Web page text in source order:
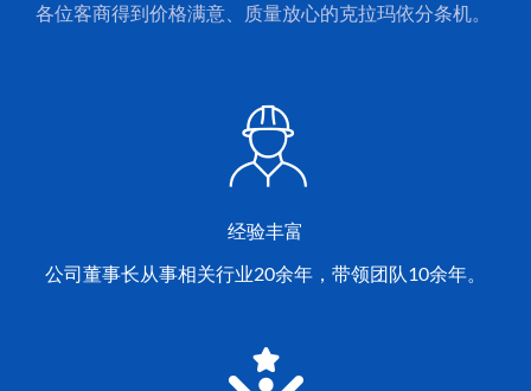
各位客商得到价格满意、质量放心的克拉玛依分条机。
经验丰富
公司董事长从事相关行业20余年，带领团队10余年。